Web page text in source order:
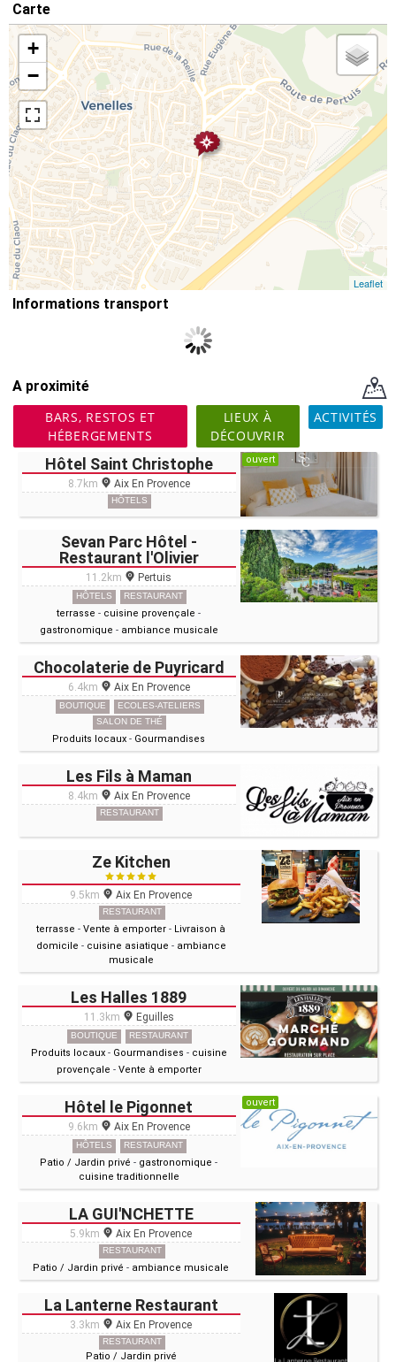
Carte
+
−
Leaflet
Informations transport
A proximité
BARS, RESTOS ET
HÉBERGEMENTS
LIEUX À
DÉCOUVRIR
ACTIVITÉS
Hôtel Saint Christophe
8.7km Aix En Provence
HÔTELS
ouvert
Sevan Parc Hôtel -
Restaurant l'Olivier
11.2km Pertuis
HÔTELS RESTAURANT
terrasse - cuisine provençale -
gastronomique - ambiance musicale
Chocolaterie de Puyricard
6.4km Aix En Provence
BOUTIQUE
ECOLES-ATELIERS
SALON DE THÉ
Produits locaux - Gourmandises
Les Fils à Maman
8.4km Aix En Provence
RESTAURANT
Ze Kitchen
9.5km Aix En Provence
RESTAURANT
terrasse -Vente à emporter - Livraison à
domicile - cuisine asiatique - ambiance
musicale
Les Halles 1889
11.3km Eguilles
BOUTIQUE RESTAURANT
Produits locaux - Gourmandises - cuisine
provençale - Vente à emporter
Hôtel le Pigonnet
9.6km Aix En Provence
HÔTELS RESTAURANT
Patio / Jardin privé - gastronomique -
cuisine traditionnelle
ouvert
LA GUI'NCHETTE
5.9km Aix En Provence
RESTAURANT
Patio / Jardin privé - ambiance musicale
La Lanterne Restaurant
3.3km Aix En Provence
RESTAURANT
Patio / Jardin privé